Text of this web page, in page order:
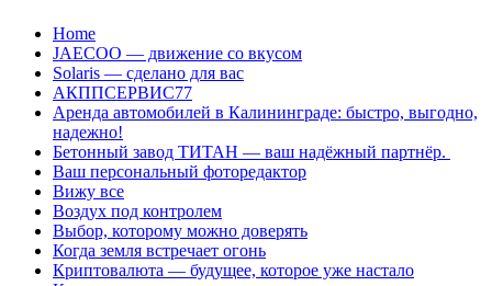
Перейти
содержанию
Home
JAECOO — движение со вкусом
Solaris — сделано для вас
АКППСЕРВИС77
Аренда автомобилей в Калининграде: быстро, выгодно,
надежно!
Бетонный завод ТИТАН — ваш надёжный партнёр.
Ваш персональный фоторедактор
Вижу все
Воздух под контролем
Выбор, которому можно доверять
Когда земля встречает огонь
Криптовалюта — будущее, которое уже настало